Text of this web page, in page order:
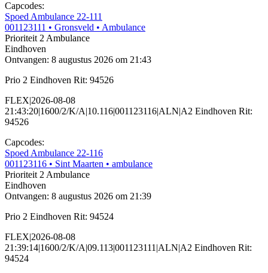
Capcodes:
Spoed Ambulance 22-111
001123111 • Gronsveld • Ambulance
Prioriteit 2Ambulance
Eindhoven
Ontvangen: 8 augustus 2026 om 21:43
Prio 2 Eindhoven Rit: 94526
FLEX|2026-08-08
21:43:20|1600/2/K/A|10.116|001123116|ALN|A2 Eindhoven Rit:
94526
Capcodes:
Spoed Ambulance 22-116
001123116 • Sint Maarten • ambulance
Prioriteit 2Ambulance
Eindhoven
Ontvangen: 8 augustus 2026 om 21:39
Prio 2 Eindhoven Rit: 94524
FLEX|2026-08-08
21:39:14|1600/2/K/A|09.113|001123111|ALN|A2 Eindhoven Rit:
94524